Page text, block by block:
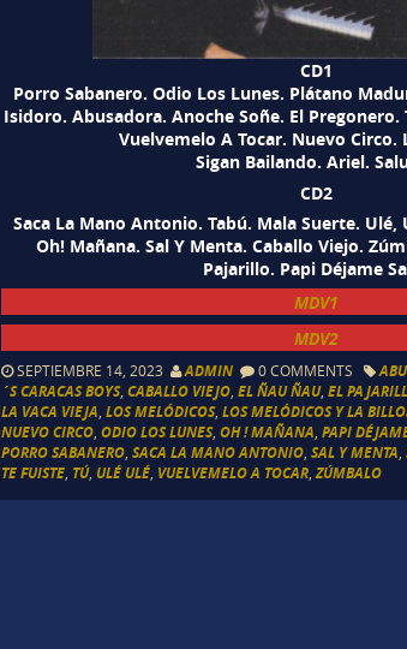
CD1
Porro Sabanero. Odio Los Lunes. Plátano
Isidoro. Abusadora. Anoche Soñe. El Pregonero.
Vuelvemelo A Tocar. Nuevo Circo.
Sigan Bailando. Ariel.
CD2
Saca La Mano Antonio. Tabú. Mala Suerte. Ulé,
Oh! Mañana. Sal Y Menta. Caballo Viejo.
Pajarillo. Papi Déjame
MDV1
MDV2
SEPTIEMBRE 14, 2023 ADMIN 0 COMMENTS
´S CARACAS BOYS,CABALLO VIEJO ,EL ÑAU ÑAU,EL
LA VACA VIEJA ,LOS MELÓDICOS,LOS MELÓDICOS Y LA
NUEVO CIRCO ,ODIO LOS LUNES,OH ! MAÑANA ,PAPI
PORRO SABANERO ,SACA LA MANO ANTONIO ,SAL Y MENTA ,
TE FUISTE TÚ, ULÉ ULÉ VUELVEMELO A TOCAR ,ZÚMBALO